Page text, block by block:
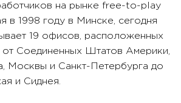
на рынке free-to-play
в 1998 году в Минске, сегодня
19 офисов, расположенных
Соединенных Штатов Америки,
Москвы и Санкт-Петербурга до
и Сиднея.